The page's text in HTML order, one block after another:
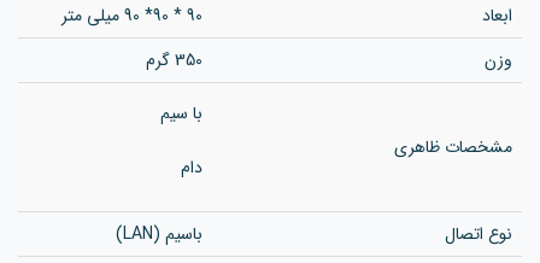
ابعاد
90 * 90* 90 میلی متر
وزن
350 گرم
مشخصات ظاهری
با سیم
دام
نوع اتصال
باسیم (LAN)